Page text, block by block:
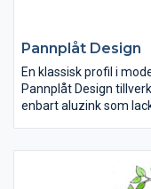
Pannplåt Design
En klassisk profil i
Pannplåt Design
enbart aluzink som